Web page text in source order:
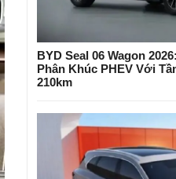
BYD Seal 06 Wagon
Phân Khúc PHEV Với
210km